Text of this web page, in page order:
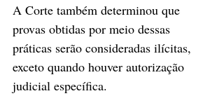
A Corte também determinou que
provas obtidas por meio dessas
práticas serão consideradas ilícitas,
exceto quando houver autorização
judicial específica.